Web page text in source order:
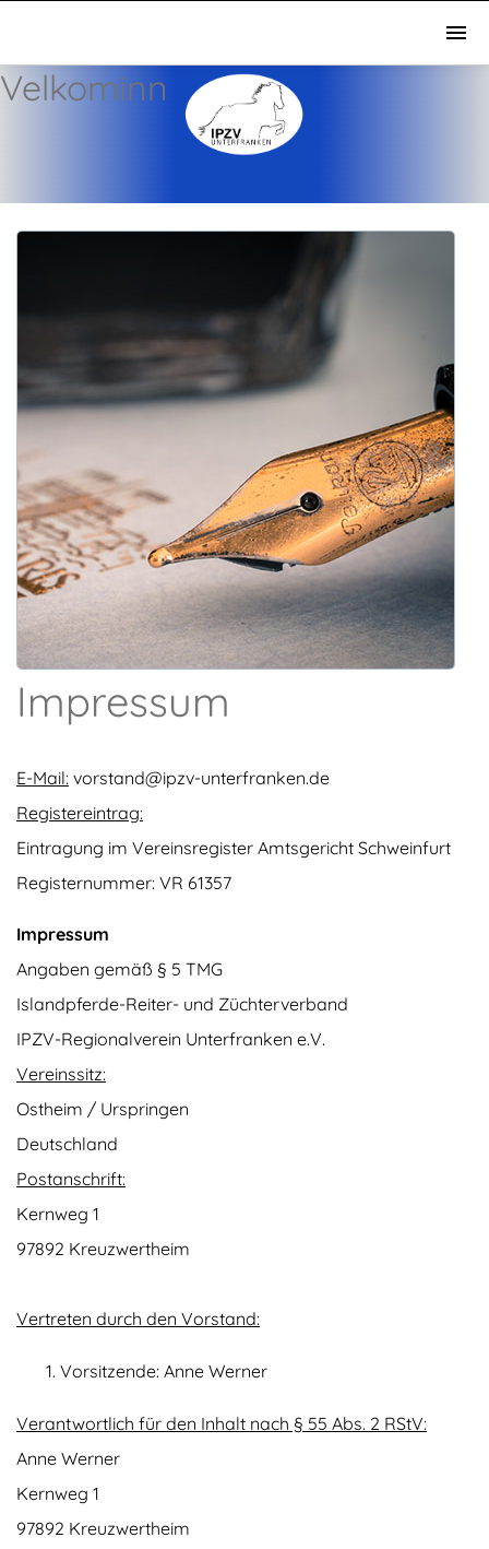
Velkominn
Impressum
E-Mail: vorstand@ipzv-unterfranken.de
Registereintrag:
Eintragung im Vereinsregister Amtsgericht Schweinfurt
Registernummer: VR 61357
Impressum
Angaben gemäß § 5 TMG
Islandpferde-Reiter- und Züchterverband
IPZV-Regionalverein Unterfranken e.V.
Vereinssitz:
Ostheim / Urspringen
Deutschland
Postanschrift:
Kernweg 1
97892 Kreuzwertheim
Vertreten durch den Vorstand:
Vorsitzende: Anne Werner
Verantwortlich für den Inhalt nach § 55 Abs. 2 RStV:
Anne Werner
Kernweg 1
97892 Kreuzwertheim